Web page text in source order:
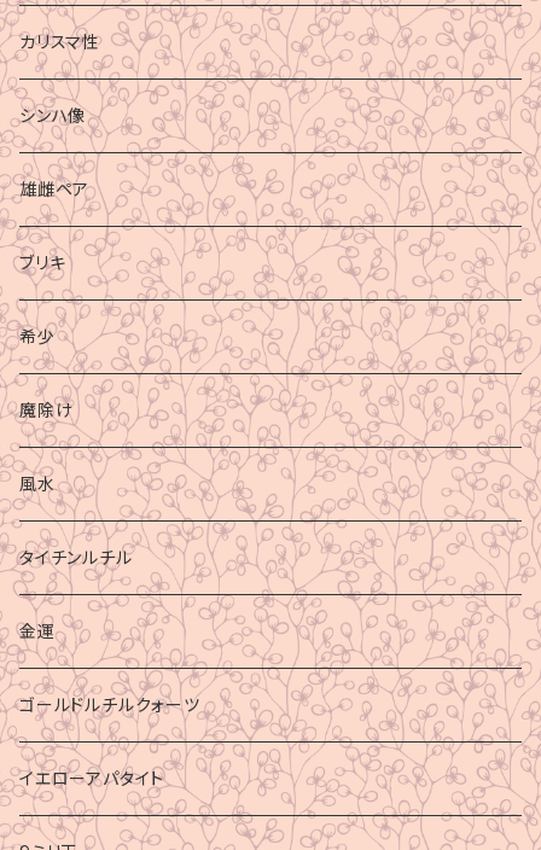
カリスマ性
シンハ像
雄雌ペア
ブリキ
希少
魔除け
風水
タイチンルチル
金運
ゴールドルチルクォーツ
イエローアパタイト